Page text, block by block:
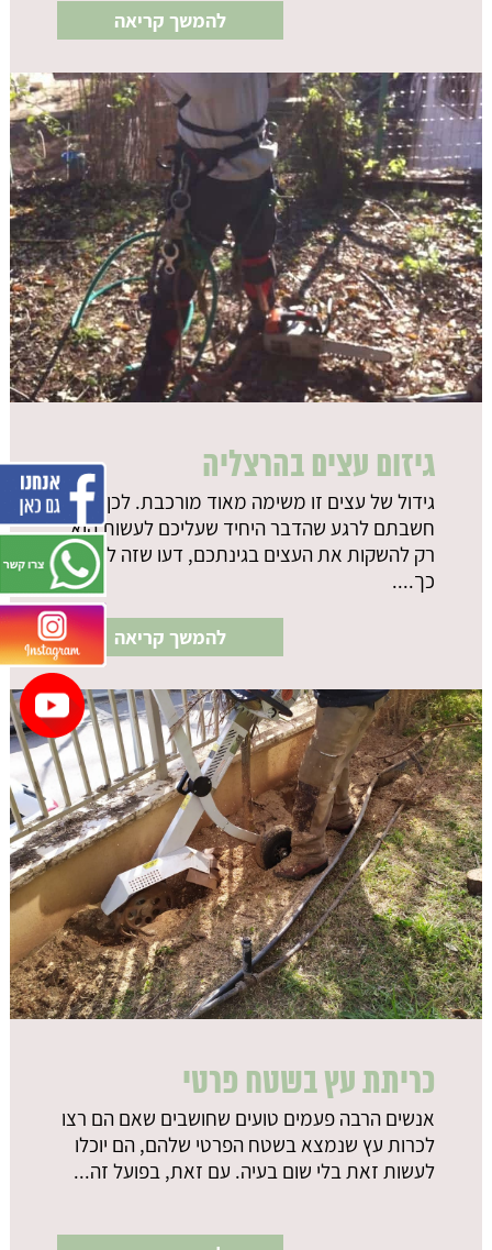
להמשך קריאה
גיזום עצים בהרצליה
גידול של עצים זו משימה מאוד מורכבת. לכן, אם
חשבתם לרגע שהדבר היחיד שעליכם לעשות הוא
רק להשקות את העצים בגינתכם, דעו שזה לא
כך....
להמשך קריאה
כריתת עץ בשטח פרטי
אנשים הרבה פעמים טועים שחושבים שאם הם רצו
לכרות עץ שנמצא בשטח הפרטי שלהם, הם יוכלו
לעשות זאת בלי שום בעיה. עם זאת, בפועל זה...